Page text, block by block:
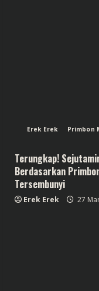
Erek Erek Primbon
Terungkap!
Berdasarkan
Tersembunyi
Erek Erek 27